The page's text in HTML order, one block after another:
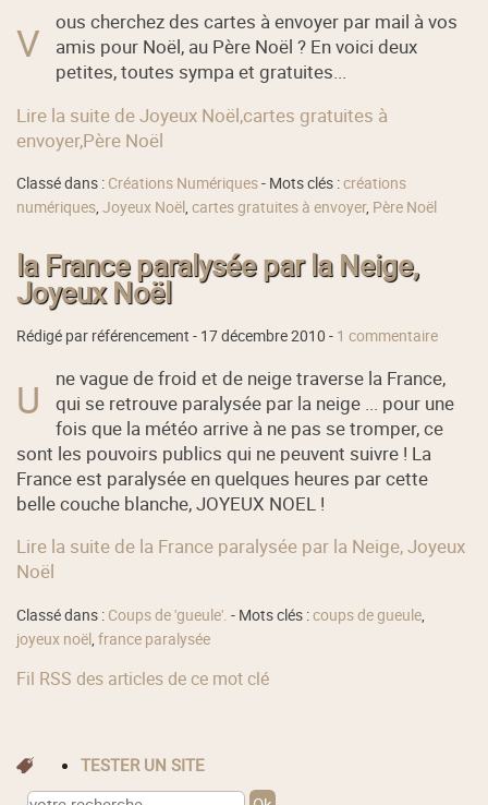
V
ous cherchez des cartes à envoyer par mail à vos
amis pour Noël, au Père Noël ? En voici deux
petites, toutes sympa et gratuites...
Lire la suite de Joyeux Noël,cartes gratuites à
envoyer,Père Noël
Classé dans : Créations Numériques- Mots clés :créations
numériques,Joyeux Noël ,cartes gratuites à envoyer, Père Noël
la France paralysée par la Neige,
Joyeux Noël
Rédigé par référencement - 17 décembre 2010 - 1 commentaire
U
ne vague de froid et de neige traverse la France,
qui se retrouve paralysée par la neige ... pour une
fois que la météo arrive à ne pas se tromper, ce
sont les pouvoirs publics qui ne peuvent suivre ! La
France est paralysée en quelques heures par cette
belle couche blanche, JOYEUX NOEL !
Lire la suite de la France paralysée par la Neige, Joyeux
Noël
Classé dans : Coups de 'gueule'. - Mots clés :coups de gueule,
joyeux noël,france paralysée
Fil RSS des articles de ce mot clé
TESTER UN SITE